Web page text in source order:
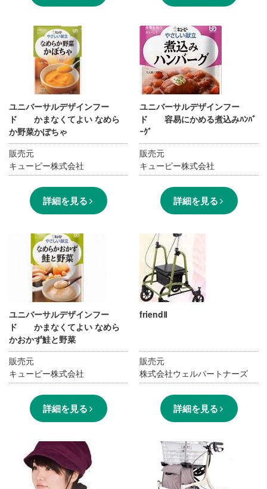
ユニバーサルデザインフー
ド かまなくてよい なめら
か野菜かぼちゃ
販売元
キューピー株式会社
詳細を見る
ユニバーサルデザインフー
ド 容易にかめる煮込みﾊﾝﾊﾞ
ｰｸﾞ
販売元
キューピー株式会社
詳細を見る
ユニバーサルデザインフー
ド かまなくてよい なめら
かおかず鮭と野菜
販売元
キューピー株式会社
詳細を見る
friendⅡ
販売元
株式会社ウェルパートナーズ
詳細を見る